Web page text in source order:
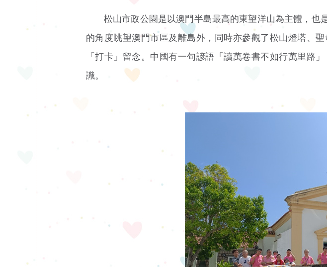
松山市政公園是以澳門半島最高的東望洋山為主體，
的角度眺望澳門市區及離島外，同時亦參觀了松山燈塔、
「打卡」留念。中國有一句諺語「讀萬卷書不如行萬里路
識。